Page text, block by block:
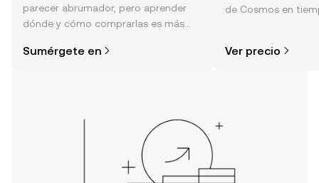
parecer abrumador, pero aprender
dónde y cómo comprarlas es más
tu aventura en la aplicación móvil de
Sumérgete en
de Cosmos en
Ver precio